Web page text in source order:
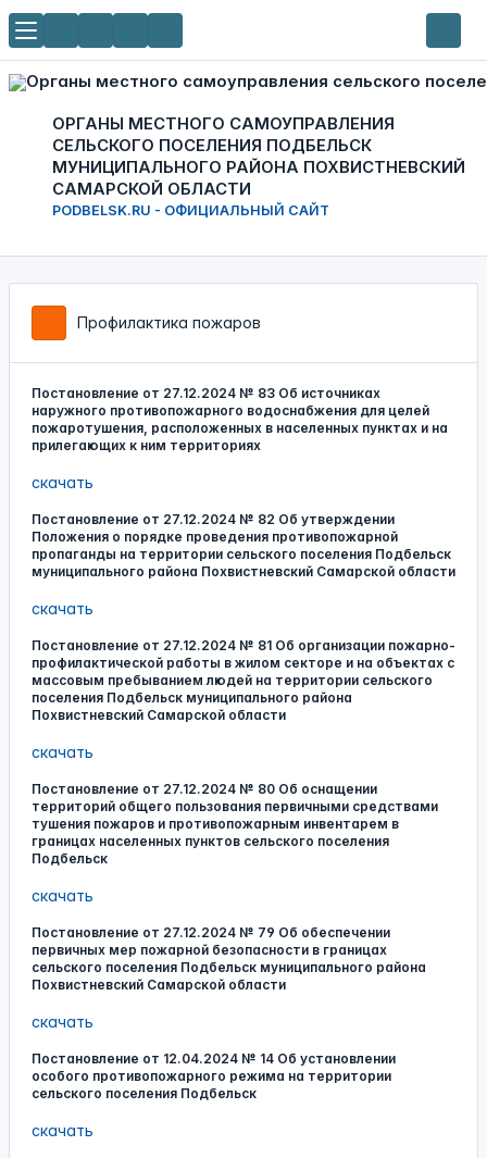
ОРГАНЫ МЕСТНОГО САМОУПРАВЛЕНИЯ
СЕЛЬСКОГО ПОСЕЛЕНИЯ ПОДБЕЛЬСК
МУНИЦИПАЛЬНОГО РАЙОНА ПОХВИСТНЕВСКИЙ
САМАРСКОЙ ОБЛАСТИ
PODBELSK.RU - ОФИЦИАЛЬНЫЙ САЙТ
Профилактика пожаров
Постановление от 27.12.2024 № 83 Об источниках
наружного противопожарного водоснабжения для целей
пожаротушения, расположенных в населенных пунктах и на
прилегающих к ним территориях
скачать
Постановление от 27.12.2024 № 82 Об утверждении
Положения о порядке проведения противопожарной
пропаганды на территории сельского поселения Подбельск
муниципального района Похвистневский Самарской области
скачать
Постановление от 27.12.2024 № 81 Об организации пожарно-
профилактической работы в жилом секторе и на объектах с
массовым пребыванием людей на территории сельского
поселения Подбельск муниципального района
Похвистневский Самарской области
скачать
Постановление от 27.12.2024 № 80 Об оснащении
территорий общего пользования первичными средствами
тушения пожаров и противопожарным инвентарем в
границах населенных пунктов сельского поселения
Подбельск
скачать
Постановление от 27.12.2024 № 79 Об обеспечении
первичных мер пожарной безопасности в границах
сельского поселения Подбельск муниципального района
Похвистневский Самарской области
скачать
Постановление от 12.04.2024 № 14 Об установлении
особого противопожарного режима на территории
сельского поселения Подбельск
скачать